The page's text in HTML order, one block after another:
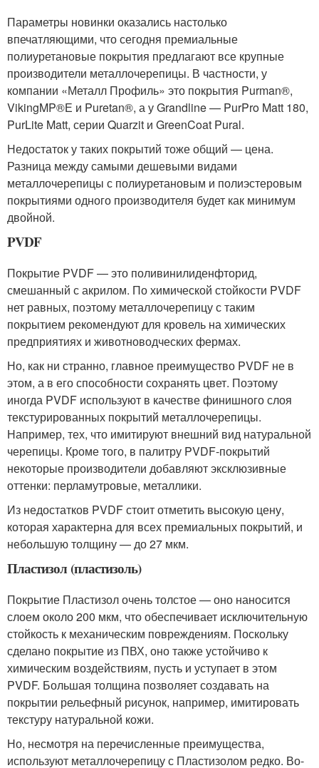
Параметры новинки оказались настолько
впечатляющими, что сегодня премиальные
полиуретановые покрытия предлагают все крупные
производители металлочерепицы. В частности, у
компании «Металл Профиль» это покрытия Purman®,
VikingMP®Е и Puretan®, а у Grandline — PurPro Matt 180,
PurLite Matt, серии Quarzit и GreenCoat Pural.
Недостаток у таких покрытий тоже общий — цена.
Разница между самыми дешевыми видами
металлочерепицы с полиуретановым и полиэстеровым
покрытиями одного производителя будет как минимум
двойной.
PVDF
Покрытие PVDF — это поливинилиденфторид,
смешанный с акрилом. По химической стойкости PVDF
нет равных, поэтому металлочерепицу с таким
покрытием рекомендуют для кровель на химических
предприятиях и животноводческих фермах.
Но, как ни странно, главное преимущество PVDF не в
этом, а в его способности сохранять цвет. Поэтому
иногда PVDF используют в качестве финишного слоя
текстурированных покрытий металлочерепицы.
Например, тех, что имитируют внешний вид натуральной
черепицы. Кроме того, в палитру PVDF-покрытий
некоторые производители добавляют эксклюзивные
оттенки: перламутровые, металлики.
Из недостатков PVDF стоит отметить высокую цену,
которая характерна для всех премиальных покрытий, и
небольшую толщину — до 27 мкм.
Пластизол (пластизоль)
Покрытие Пластизол очень толстое — оно наносится
слоем около 200 мкм, что обеспечивает исключительную
стойкость к механическим повреждениям. Поскольку
сделано покрытие из ПВХ, оно также устойчиво к
химическим воздействиям, пусть и уступает в этом
PVDF. Большая толщина позволяет создавать на
покрытии рельефный рисунок, например, имитировать
текстуру натуральной кожи.
Но, несмотря на перечисленные преимущества,
используют металлочерепицу с Пластизолом редко. Во-